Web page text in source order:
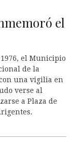
el
el Municipio
de la
una vigilia en
verse al
a Plaza de